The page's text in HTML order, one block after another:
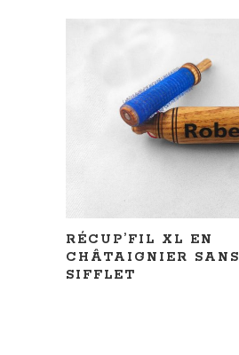
RÉCUP’FIL XL EN
CHÂTAIGNIER SANS
SIFFLET